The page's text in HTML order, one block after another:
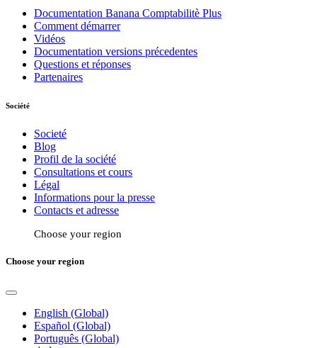
Documentation Banana Comptabilitè Plus
Comment démarrer
Vidéos
Documentation versions précedentes
Questions et réponses
Partenaires
Société
Societé
Blog
Profil de la société
Consultations et cours
Légal
Informations pour la presse
Contacts et adresse
Choose your region
Choose your region
English (Global)
Español (Global)
Português (Global)